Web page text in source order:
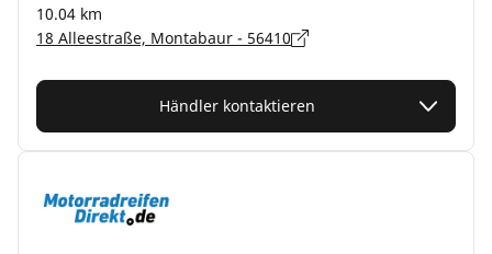
10.04 km
18 Alleestraße, Montabaur - 56410
Händler kontaktieren